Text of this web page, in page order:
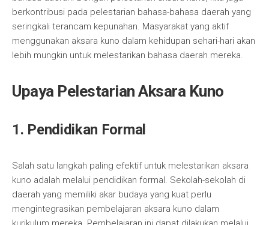
berkontribusi pada pelestarian bahasa-bahasa daerah yang
seringkali terancam kepunahan. Masyarakat yang aktif
menggunakan aksara kuno dalam kehidupan sehari-hari akan
lebih mungkin untuk melestarikan bahasa daerah mereka.
Upaya Pelestarian Aksara Kuno
1. Pendidikan Formal
Salah satu langkah paling efektif untuk melestarikan aksara
kuno adalah melalui pendidikan formal. Sekolah-sekolah di
daerah yang memiliki akar budaya yang kuat perlu
mengintegrasikan pembelajaran aksara kuno dalam